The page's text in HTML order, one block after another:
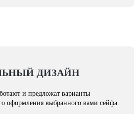
ДИЗАЙН
и предложат варианты
оформления выбранного вами сейфа.